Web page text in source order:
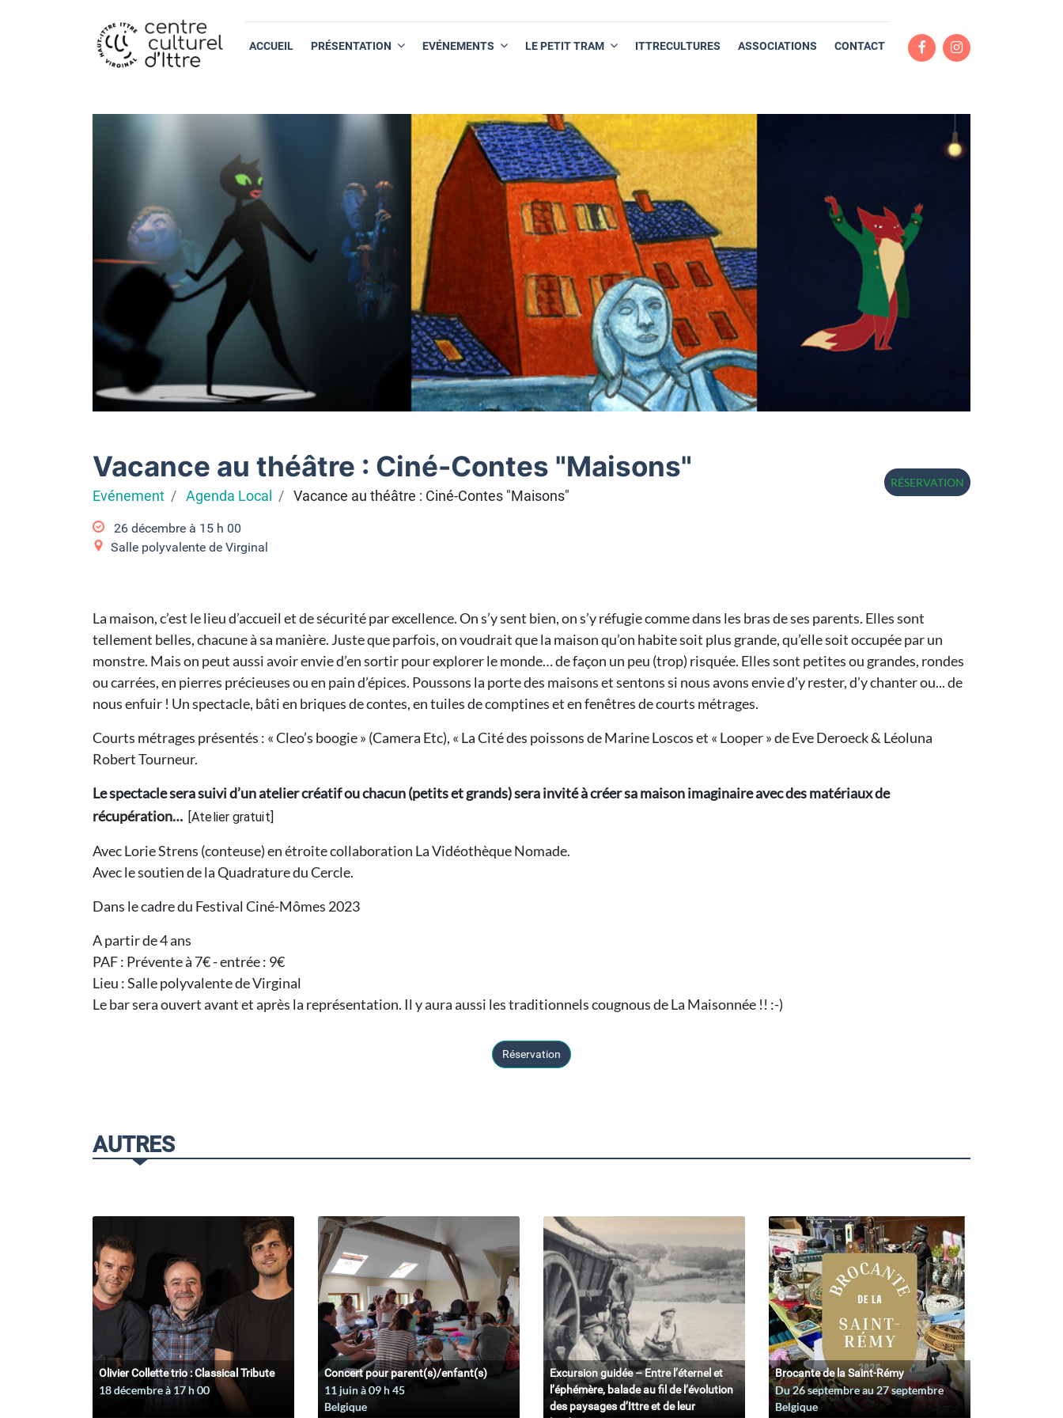
ACCUEIL PRÉSENTATION EVÉNEMENTS LE PETIT TRAM ITTRECULTURES ASSOCIATIONS CONTACT
Vacance au théâtre : Ciné-Contes "Maisons"
Evénement Agenda Local Vacance au théâtre : Ciné-Contes "Maisons"
26 décembre à 15 h 00
Salle polyvalente de Virginal
RÉSERVATION
La maison, c’est le lieu d’accueil et de sécurité par excellence. On s’y sent bien, on s’y réfugie comme dans les bras de ses parents. Elles sont
tellement belles, chacune à sa manière. Juste que parfois, on voudrait que la maison qu’on habite soit plus grande, qu’elle soit occupée par un
monstre. Mais on peut aussi avoir envie d’en sortir pour explorer le monde… de façon un peu (trop) risquée. Elles sont petites ou grandes, rondes
ou carrées, en pierres précieuses ou en pain d’épices. Poussons la porte des maisons et sentons si nous avons envie d’y rester, d’y chanter ou... de
nous enfuir ! Un spectacle, bâti en briques de contes, en tuiles de comptines et en fenêtres de courts métrages.
Courts métrages présentés : « Cleo’s boogie » (Camera Etc), « La Cité des poissons de Marine Loscos et « Looper » de Eve Deroeck & Léoluna
Robert Tourneur.
Le spectacle sera suivi d’un atelier créatif ou chacun (petits et grands) sera invité à créer sa maison imaginaire avec des matériaux de
récupération… [Atelier gratuit]
Avec Lorie Strens (conteuse) en étroite collaboration La Vidéothèque Nomade.
Avec le soutien de la Quadrature du Cercle.
Dans le cadre du Festival Ciné-Mômes 2023
A partir de 4 ans
PAF : Prévente à 7€ - entrée : 9€
Lieu : Salle polyvalente de Virginal
Le bar sera ouvert avant et après la représentation. Il y aura aussi les traditionnels cougnous de La Maisonnée !! :-)
Réservation
AUTRES
Olivier Collette trio : Classical Tribute
18 décembre à 17 h 00
Concert pour parent(s)/enfant(s)
11 juin à 09h 45
Belgique
Excursion guidée – Entre l’éternel et
l’éphémère, balade au fil de l’évolution
des paysages d’Ittre et de leur
Brocante de la Saint-Rémy
Du26 septembreau27 septembre
Belgique